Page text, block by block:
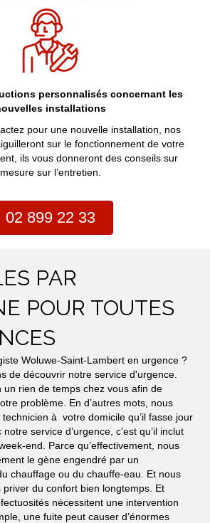
personnalisés concernant les
installations
pour une nouvelle installation, nos
sur le fonctionnement de votre
ils vous donneront des conseils sur
mesure sur l’entretien.
02 899 22 33
PAR
POUR TOUTES
Woluwe-Saint-Lambert en urgence ?
de découvrir notre service d'urgence.
un rien de temps chez vous afin de
problème. En d’autres mots, nous
à votre domicile qu’il fasse jour
service d’urgence, c’est qu’il inclut
end. Parce qu’effectivement, nous
le gène engendré par un
chauffage ou du chauffe-eau. Et nous
priver du confort bien longtemps. Et
nécessitent une intervention
une fuite peut causer d’énormes